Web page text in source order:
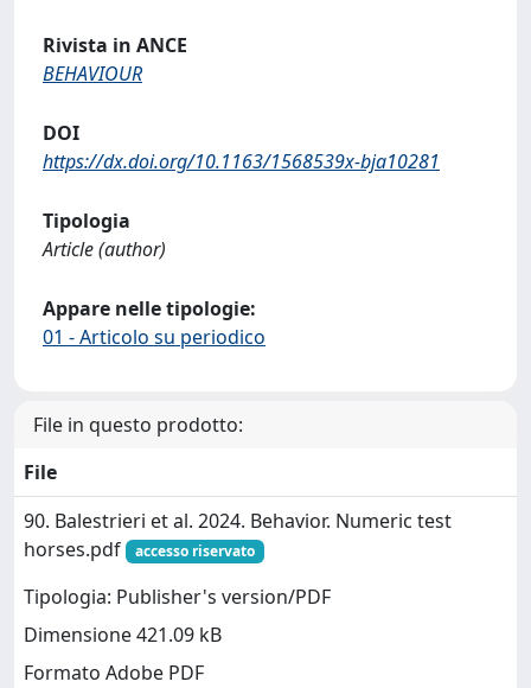
Rivista in ANCE
BEHAVIOUR
DOI
https://dx.doi.org/10.1163/1568539x-bja10281
Tipologia
Article (author)
Appare nelle tipologie:
01 - Articolo su periodico
File in questo prodotto:
File
90. Balestrieri et al. 2024. Behavior. Numeric test
horses.pdf
accesso riservato
Tipologia: Publisher's version/PDF
Dimensione 421.09 kB
Formato Adobe PDF